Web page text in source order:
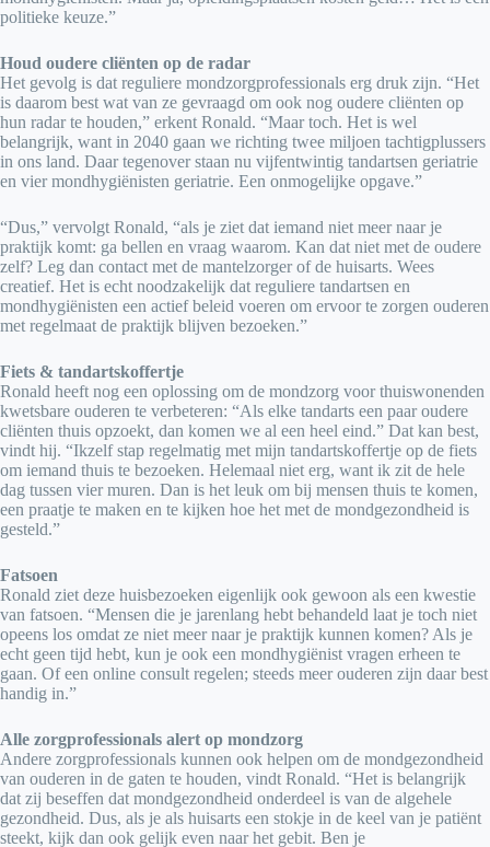
politieke keuze.”
Houd oudere cliënten op de radar
Het gevolg is dat reguliere mondzorgprofessionals erg druk zijn. “Het
is daarom best wat van ze gevraagd om ook nog oudere cliënten op
hun radar te houden,” erkent Ronald. “Maar toch. Het is wel
belangrijk, want in 2040 gaan we richting twee miljoen tachtigplussers
in ons land. Daar tegenover staan nu vijfentwintig tandartsen geriatrie
en vier mondhygiënisten geriatrie. Een onmogelijke opgave.”
“Dus,” vervolgt Ronald, “als je ziet dat iemand niet meer naar je
praktijk komt: ga bellen en vraag waarom. Kan dat niet met de oudere
zelf? Leg dan contact met de mantelzorger of de huisarts. Wees
creatief. Het is echt noodzakelijk dat reguliere tandartsen en
mondhygiënisten een actief beleid voeren om ervoor te zorgen ouderen
met regelmaat de praktijk blijven bezoeken.”
Fiets & tandartskoffertje
Ronald heeft nog een oplossing om de mondzorg voor thuiswonenden
kwetsbare ouderen te verbeteren: “Als elke tandarts een paar oudere
cliënten thuis opzoekt, dan komen we al een heel eind.” Dat kan best,
vindt hij. “Ikzelf stap regelmatig met mijn tandartskoffertje op de fiets
om iemand thuis te bezoeken. Helemaal niet erg, want ik zit de hele
dag tussen vier muren. Dan is het leuk om bij mensen thuis te komen,
een praatje te maken en te kijken hoe het met de mondgezondheid is
gesteld.”
Fatsoen
Ronald ziet deze huisbezoeken eigenlijk ook gewoon als een kwestie
van fatsoen. “Mensen die je jarenlang hebt behandeld laat je toch niet
opeens los omdat ze niet meer naar je praktijk kunnen komen? Als je
echt geen tijd hebt, kun je ook een mondhygiënist vragen erheen te
gaan. Of een online consult regelen; steeds meer ouderen zijn daar best
handig in.”
Alle zorgprofessionals alert op mondzorg
Andere zorgprofessionals kunnen ook helpen om de mondgezondheid
van ouderen in de gaten te houden, vindt Ronald. “Het is belangrijk
dat zij beseffen dat mondgezondheid onderdeel is van de algehele
gezondheid. Dus, als je als huisarts een stokje in de keel van je patiënt
steekt, kijk dan ook gelijk even naar het gebit. Ben je